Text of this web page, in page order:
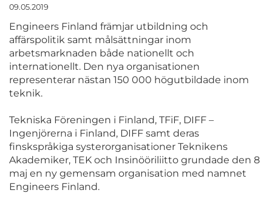
09.05.2019
Engineers Finland främjar utbildning och
affärspolitik samt målsättningar inom
arbetsmarknaden både nationellt och
internationellt. Den nya organisationen
representerar nästan 150 000 högutbildade inom
teknik.
Tekniska Föreningen i Finland, TFiF, DIFF –
Ingenjörerna i Finland, DIFF samt deras
finskspråkiga systerorganisationer Teknikens
Akademiker, TEK och Insinööriliitto grundade den 8
maj en ny gemensam organisation med namnet
Engineers Finland.